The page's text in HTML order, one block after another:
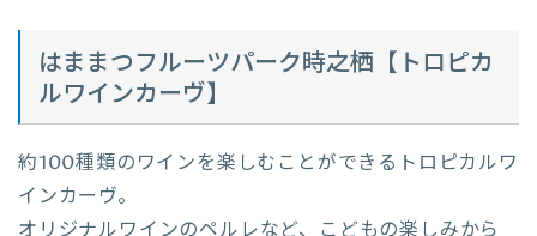
はままつフルーツパーク時之栖【トロピカ
ルワインカーヴ】
約100種類のワインを楽しむことができるトロピカルワ
インカーヴ。
オリジナルワインのペルレなど、こどもの楽しみから